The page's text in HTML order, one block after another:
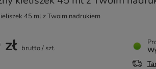
45 ml z Twoim nadrukiem
brutto/ szt.